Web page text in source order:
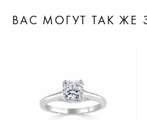
ВАС МОГУТ ТАК ЖЕ